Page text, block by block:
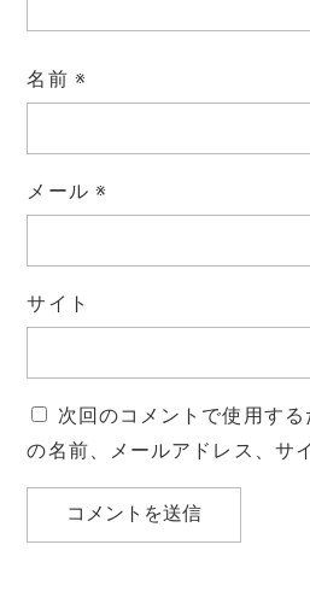
名前 ※
メール ※
サイト
次回のコメントで使用す
の名前、メールアドレス、サ